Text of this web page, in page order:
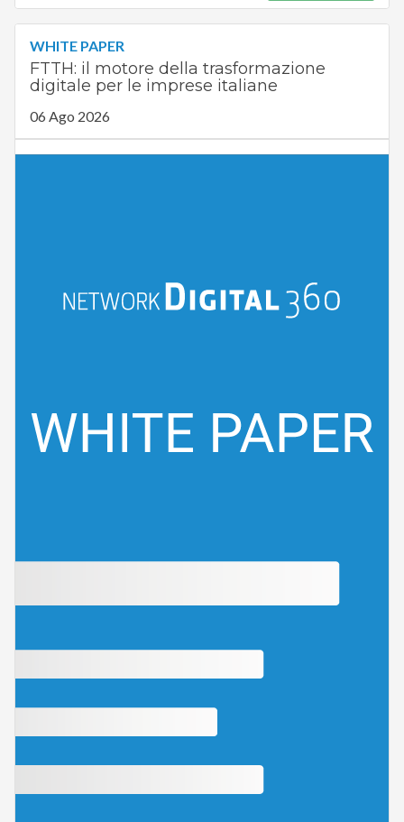
WHITE PAPER
FTTH: il motore della trasformazione
digitale per le imprese italiane
06 Ago 2026